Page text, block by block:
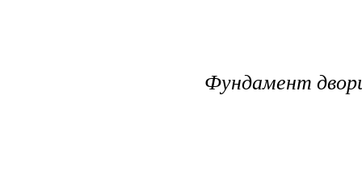
Фундамент